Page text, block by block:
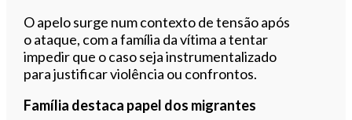
O apelo surge num contexto de tensão após
o ataque, com a família da vítima a tentar
impedir que o caso seja instrumentalizado
para justificar violência ou confrontos.
Família destaca papel dos migrantes